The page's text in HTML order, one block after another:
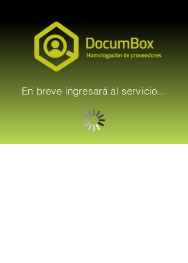
En breve ingresará al servicio...